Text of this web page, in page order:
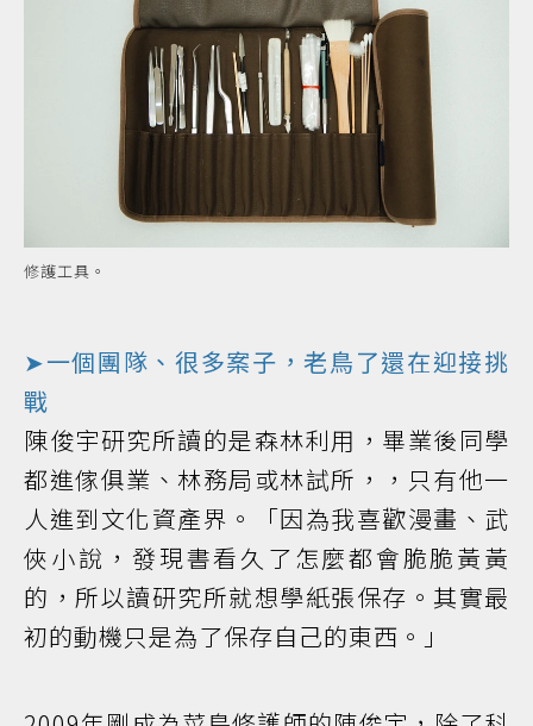
修護工具。
➤一個團隊、很多案子，老鳥了還在迎接挑
戰
陳俊宇研究所讀的是森林利用，畢業後同學
都進傢俱業、林務局或林試所，，只有他一
人進到文化資產界。「因為我喜歡漫畫、武
俠小說，發現書看久了怎麼都會脆脆黃黃
的，所以讀研究所就想學紙張保存。其實最
初的動機只是為了保存自己的東西。」